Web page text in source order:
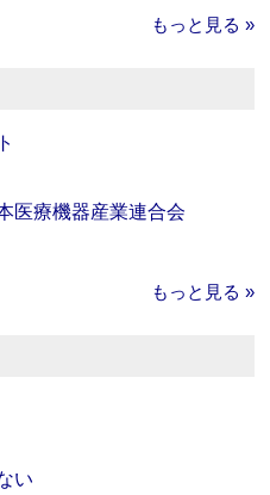
もっと見る »
医療機器産業連合会
もっと見る »
い